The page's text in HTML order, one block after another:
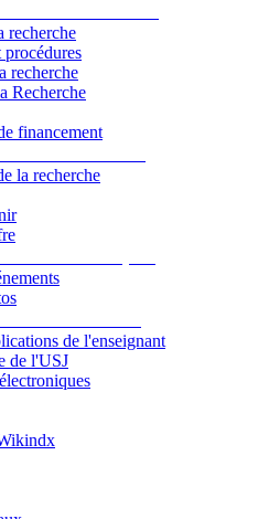
recherche
recherche
Recherche
financement
la recherche
de l'enseignant
de l'USJ